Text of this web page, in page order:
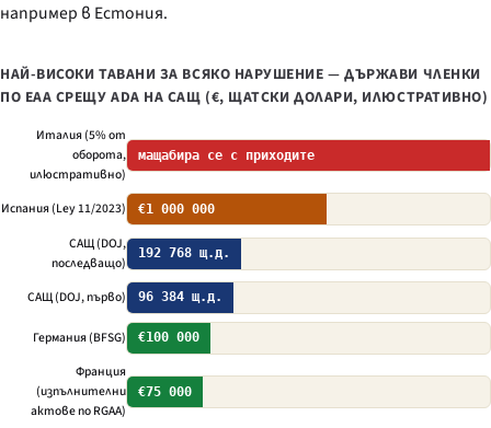
например в Естония.
НАЙ-ВИСОКИ ТАВАНИ ЗА ВСЯКО НАРУШЕНИЕ — ДЪРЖАВИ ЧЛЕНКИ
ПО EAA СРЕЩУ ADA НА САЩ (€, ЩАТСКИ ДОЛАРИ, ИЛЮСТРАТИВНО)
Италия (5% от
оборота,
илюстративно)
мащабира се с приходите
Испания (Ley 11/2023) €1 000 000
САЩ (DOJ,
последващо)
192 768 щ.д.
САЩ (DOJ, първо) 96 384 щ.д.
Германия (BFSG) €100 000
Франция
(изпълнителни
актове по RGAA)
€75 000